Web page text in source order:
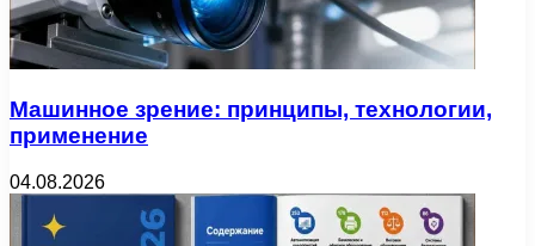
Машинное зрение: принципы, технологии,
применение
04.08.2026